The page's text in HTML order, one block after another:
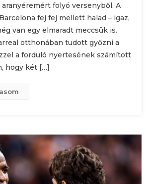
folyó versenyből. A
fej fej mellett halad – igaz,
van egy elmaradt meccsük is.
otthonában tudott győzni a
a forduló nyertesének számított
hogy két […]